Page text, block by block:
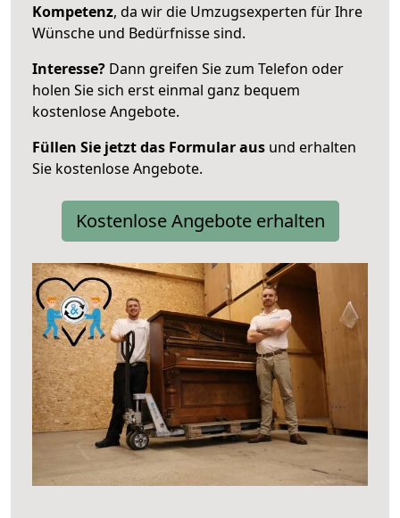
Kompetenz, da wir die Umzugsexperten für Ihre
Wünsche und Bedürfnisse sind.
Interesse? Dann greifen Sie zum Telefon oder
holen Sie sich erst einmal ganz bequem
kostenlose Angebote.
Füllen Sie jetzt das Formular aus und erhalten
Sie kostenlose Angebote.
Kostenlose Angebote erhalten